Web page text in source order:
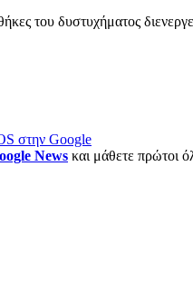
του δυστυχήματος
στην Google
News και μάθετε πρώτοι